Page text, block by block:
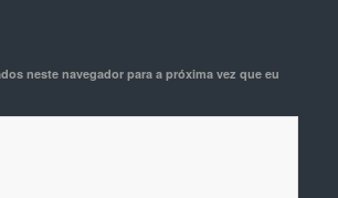
neste navegador para a próxima vez que eu